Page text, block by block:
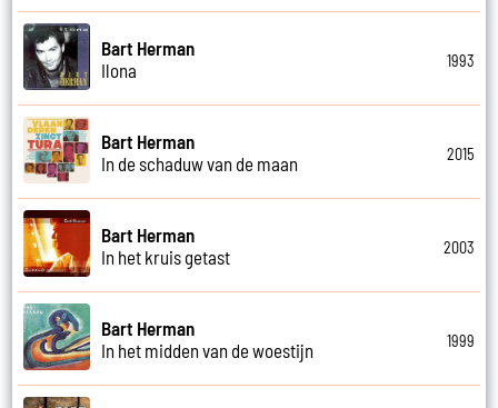
Bart Herman
Ilona
1993
Bart Herman
In de schaduw van de maan
2015
Bart Herman
In het kruis getast
2003
Bart Herman
In het midden van de woestijn
1999